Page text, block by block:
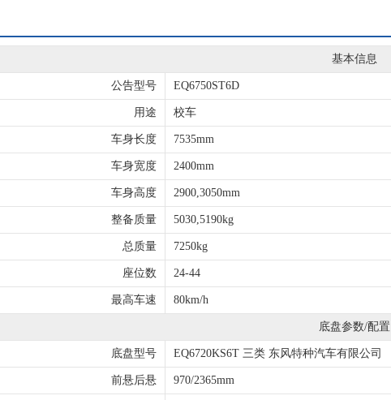
基本信息
公告型号 EQ6750ST6D
用途 校车
车身长度 7535mm
车身宽度 2400mm
车身高度 2900,3050mm
整备质量 5030,5190kg
总质量 7250kg
座位数 24-44
最高车速 80km/h
底盘参数/配置
底盘型号 EQ6720KS6T 三类 东风特种汽车有限公司
前悬后悬 970/2365mm